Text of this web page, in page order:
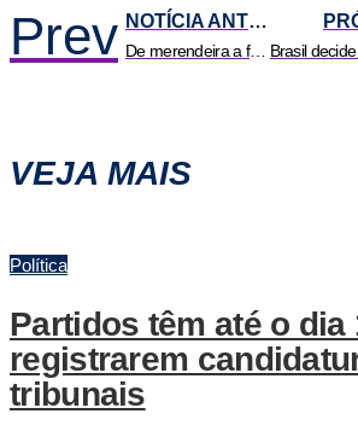
Prev NOTÍCIA ANTERIOR
De merendeira a futura médica: a história inspiradora de Alessa Padilha
VEJA MAIS
Política
Partidos têm até o dia
registrarem
tribunais